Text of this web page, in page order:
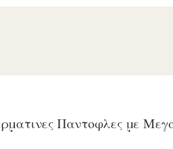
Παντοφλες με